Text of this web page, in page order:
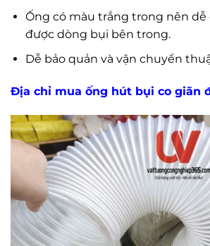
Ống có màu trắng trong nên
được dòng bụi bên trong.
Dễ bảo quản và vận chuyển
Địa chỉ mua ống hút bụi co giãn